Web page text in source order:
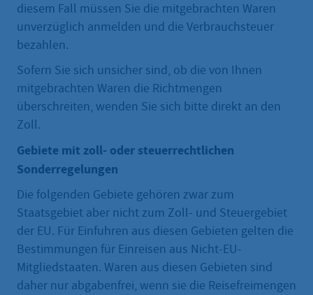
diesem Fall müssen Sie die mitgebrachten Waren
unverzüglich anmelden und die Verbrauchsteuer
bezahlen.
Sofern Sie sich unsicher sind, ob die von Ihnen
mitgebrachten Waren die Richtmengen
überschreiten, wenden Sie sich bitte direkt an den
Zoll.
Gebiete mit zoll- oder steuerrechtlichen
Sonderregelungen
Die folgenden Gebiete gehören zwar zum
Staatsgebiet aber nicht zum Zoll- und Steuergebiet
der EU. Für Einfuhren aus diesen Gebieten gelten die
Bestimmungen für Einreisen aus Nicht-EU-
Mitgliedstaaten. Waren aus diesen Gebieten sind
daher nur abgabenfrei, wenn sie die Reisefreimengen